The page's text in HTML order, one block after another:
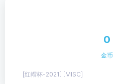
0
金币
[红帽杯-2021] [MISC]